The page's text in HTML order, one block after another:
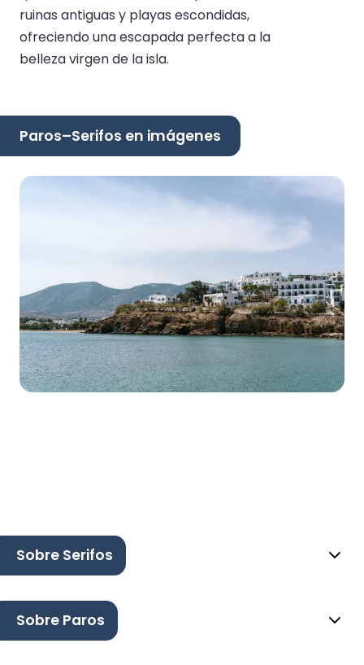
ruinas antiguas y playas escondidas,
ofreciendo una escapada perfecta a la
belleza virgen de la isla.
Paros–Serifos en imágenes
Sobre Serifos
Sobre Paros